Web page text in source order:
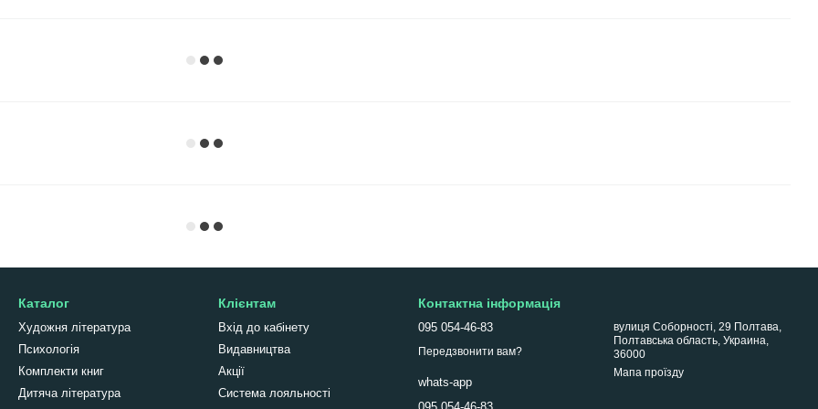
Каталог
Художня література
Психологія
Комплекти книг
Дитяча література
Клієнтам
Вхід до кабінету
Видавництва
Акції
Система лояльності
Контактна інформація
095 054-46-83
Передзвонити вам?
whats-app
вулиця Соборності, 29 Полтава,
Полтавська область, Украина,
36000
Мапа проїзду